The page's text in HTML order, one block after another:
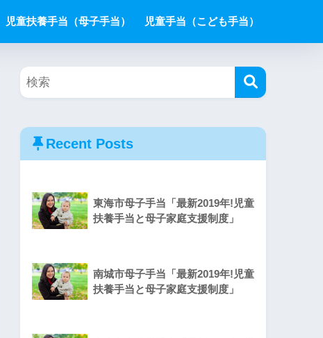
児童扶養手当（母子手当） 児童手当（こども手当）
Recent Posts
東海市母子手当「最新2019年!児童
扶養手当と母子家庭支援制度」
南城市母子手当「最新2019年!児童
扶養手当と母子家庭支援制度」